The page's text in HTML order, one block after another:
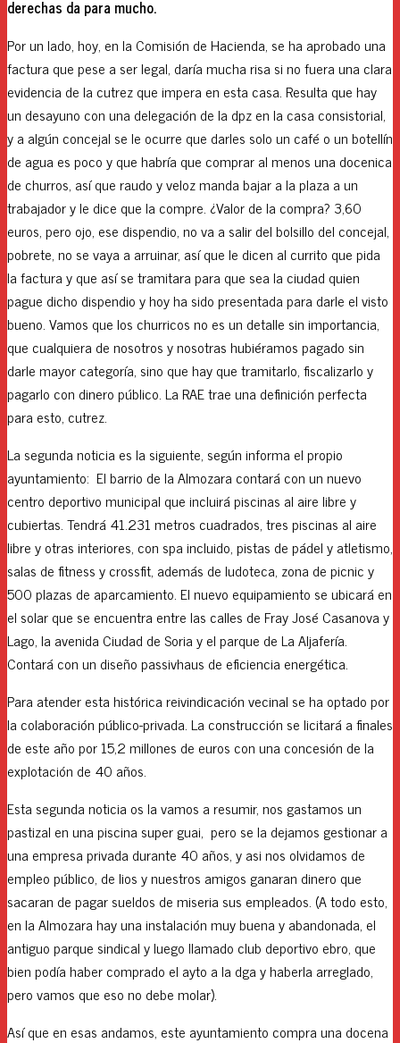
derechas da para mucho.
Por un lado, hoy, en la Comisión de Hacienda, se ha aprobado una
factura que pese a ser legal, daría mucha risa si no fuera una clara
evidencia de la cutrez que impera en esta casa. Resulta que hay
un desayuno con una delegación de la dpz en la casa consistorial,
y a algún concejal se le ocurre que darles solo un café o un botellín
de agua es poco y que habría que comprar al menos una docenica
de churros, así que raudo y veloz manda bajar a la plaza a un
trabajador y le dice que la compre. ¿Valor de la compra? 3,60
euros, pero ojo, ese dispendio, no va a salir del bolsillo del concejal,
pobrete, no se vaya a arruinar, así que le dicen al currito que pida
la factura y que así se tramitara para que sea la ciudad quien
pague dicho dispendio y hoy ha sido presentada para darle el visto
bueno. Vamos que los churricos no es un detalle sin importancia,
que cualquiera de nosotros y nosotras hubiéramos pagado sin
darle mayor categoría, sino que hay que tramitarlo, fiscalizarlo y
pagarlo con dinero público. La RAE trae una definición perfecta
para esto, cutrez.
La segunda noticia es la siguiente, según informa el propio
ayuntamiento: El barrio de la Almozara contará con un nuevo
centro deportivo municipal que incluirá piscinas al aire libre y
cubiertas. Tendrá 41.231 metros cuadrados, tres piscinas al aire
libre y otras interiores, con spa incluido, pistas de pádel y atletismo,
salas de fitness y crossfit, además de ludoteca, zona de picnic y
500 plazas de aparcamiento. El nuevo equipamiento se ubicará en
el solar que se encuentra entre las calles de Fray José Casanova y
Lago, la avenida Ciudad de Soria y el parque de La Aljafería.
Contará con un diseño passivhaus de eficiencia energética.
Para atender esta histórica reivindicación vecinal se ha optado por
la colaboración público-privada. La construcción se licitará a finales
de este año por 15,2 millones de euros con una concesión de la
explotación de 40 años.
Esta segunda noticia os la vamos a resumir, nos gastamos un
pastizal en una piscina super guai, pero se la dejamos gestionar a
una empresa privada durante 40 años, y asi nos olvidamos de
empleo público, de lios y nuestros amigos ganaran dinero que
sacaran de pagar sueldos de miseria sus empleados. (A todo esto,
en la Almozara hay una instalación muy buena y abandonada, el
antiguo parque sindical y luego llamado club deportivo ebro, que
bien podía haber comprado el ayto a la dga y haberla arreglado,
pero vamos que eso no debe molar).
Así que en esas andamos, este ayuntamiento compra una docena